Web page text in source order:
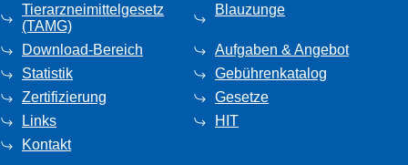
Tierarzneimittelgesetz
(TAMG)
Blauzunge
Download-Bereich
Aufgaben & Angebot
Statistik
Gebührenkatalog
Zertifizierung
Gesetze
Links
HIT
Kontakt